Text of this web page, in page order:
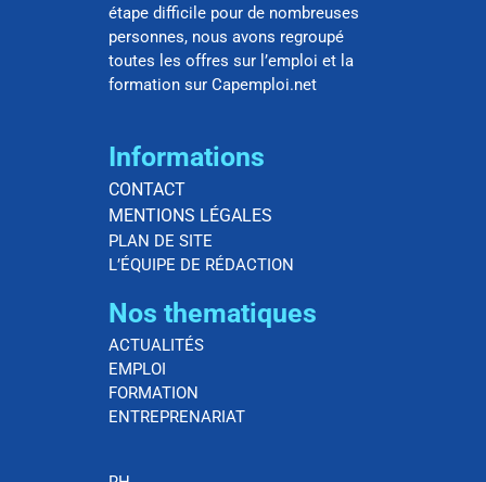
étape difficile pour de nombreuses
personnes, nous avons regroupé
toutes les offres sur l’emploi et la
formation sur Capemploi.net
Informations
CONTACT
MENTIONS LÉGALES
PLAN DE SITE
L’ÉQUIPE DE RÉDACTION
Nos thematiques
ACTUALITÉS
EMPLOI
FORMATION
ENTREPRENARIAT